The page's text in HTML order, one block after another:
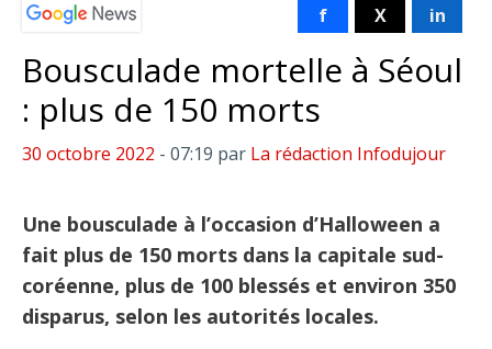
f X in
Bousculade mortelle à Séoul
: plus de 150 morts
30 octobre 2022 - 07:19 par La rédaction Infodujour
Une bousculade à l’occasion d’Halloween a
fait plus de 150 morts dans la capitale sud-
coréenne, plus de 100 blessés et environ 350
disparus, selon les autorités locales.